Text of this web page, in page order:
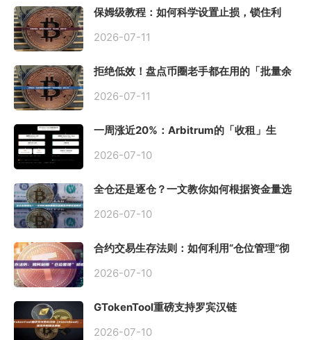
保姆级教程：如何科学设置止损，锁住利
2026-07-11
拒绝低效！盘点币圈老手都在用的「批量余
2026-07-11
一周涨近20%：Arbitrum的「收租」生
2026-07-10
全仓还是逐仓？一文教你如何根据资金量选
2026-07-10
合约交易生存法则：如何利用“仓位管理”彻
2026-07-10
GTokenTool重磅支持罗宾汉链
2026-07-10